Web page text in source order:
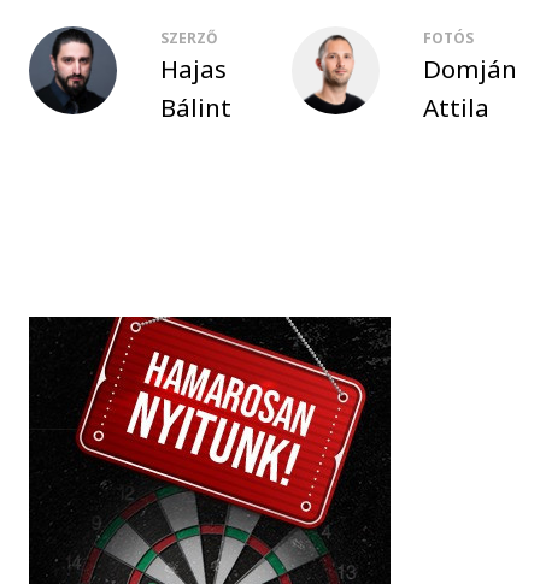
SZERZŐ
Hajas
Bálint
FOTÓS
Domján
Attila